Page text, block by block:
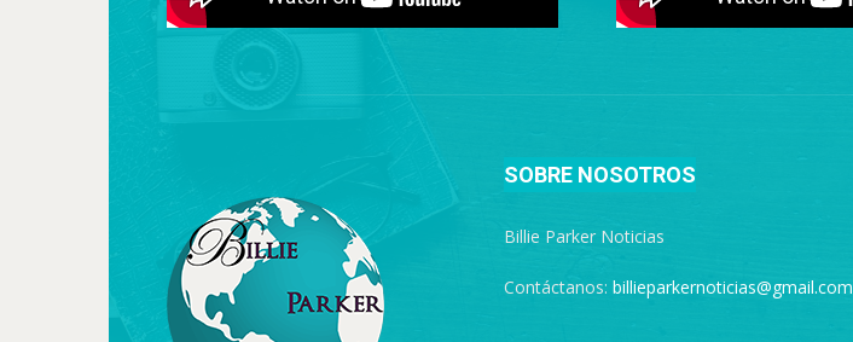
SOBRE NOSOTROS
Billie Parker Noticias
Contáctanos: billieparkernoticias@gmail.com